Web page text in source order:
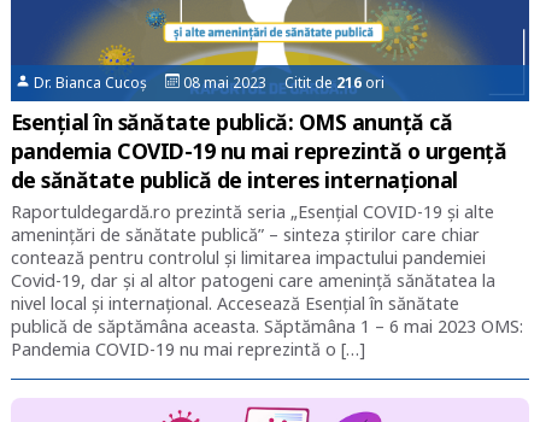
Dr. Bianca Cucoș 08 mai 2023 Citit de216 ori
Esențial în sănătate publică: OMS anunță că
pandemia COVID-19 nu mai reprezintă o urgență
de sănătate publică de interes internațional
Raportuldegardă.ro prezintă seria „Esențial COVID-19 și alte
amenințări de sănătate publică” – sinteza știrilor care chiar
contează pentru controlul și limitarea impactului pandemiei
Covid-19, dar și al altor patogeni care amenință sănătatea la
nivel local și internațional. Accesează Esențial în sănătate
publică de săptămâna aceasta. Săptămâna 1 – 6 mai 2023 OMS:
Pandemia COVID-19 nu mai reprezintă o […]